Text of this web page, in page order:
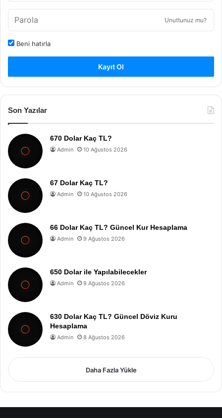
Unuttunuz mu?
Beni hatırla
Kayıt Ol
Son Yazılar
670 Dolar Kaç TL?
Admin 10 Ağustos 2026
67 Dolar Kaç TL?
Admin 10 Ağustos 2026
66 Dolar Kaç TL? Güncel Kur Hesaplama
Admin 9 Ağustos 2026
650 Dolar ile Yapılabilecekler
Admin 9 Ağustos 2026
630 Dolar Kaç TL? Güncel Döviz Kuru
Hesaplama
Admin 8 Ağustos 2026
Daha Fazla Yükle